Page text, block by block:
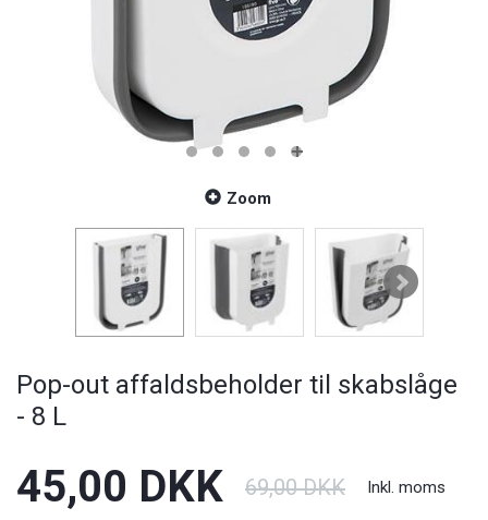
Zoom
Pop-out affaldsbeholder til skabslåge
- 8 L
45,00 DKK 69,00 DKK Inkl. moms